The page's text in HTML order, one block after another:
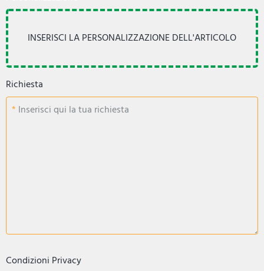
Richiesta
Inserisci qui la tua richiesta
Condizioni Privacy